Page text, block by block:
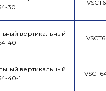
30
вертикальный
40
вертикальный
40-1